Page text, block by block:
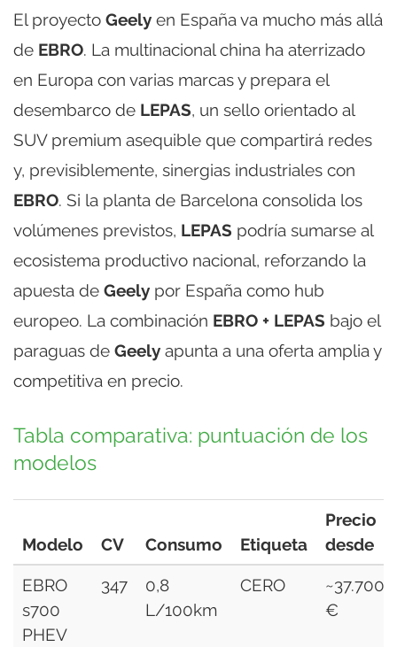
El proyecto Geely en España va mucho más allá
de EBRO. La multinacional china ha aterrizado
en Europa con varias marcas y prepara el
desembarco de LEPAS, un sello orientado al
SUV premium asequible que compartirá redes
y, previsiblemente, sinergias industriales con
EBRO. Si la planta de Barcelona consolida los
volúmenes previstos, LEPAS podría sumarse al
ecosistema productivo nacional, reforzando la
apuesta de Geely por España como hub
europeo. La combinación EBRO + LEPAS bajo el
paraguas de Geely apunta a una oferta amplia y
competitiva en precio.
Tabla comparativa: puntuación de los
modelos
Modelo CV Consumo Etiqueta
Precio
desde
EBRO
s700
PHEV
347
0,8
L/100km
CERO
~37.700
€